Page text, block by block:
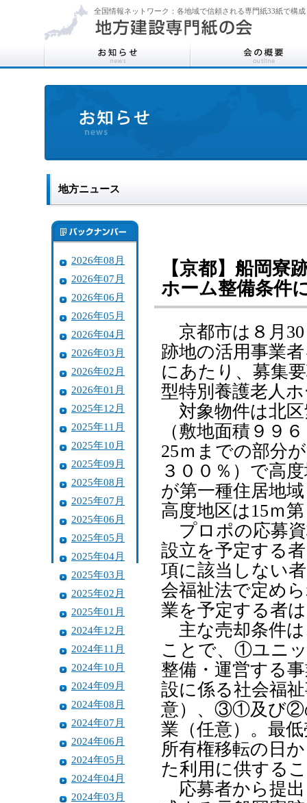
全国情報ネットワーク：各地域で信頼される専門紙33紙で構成
地方ニュース
2026年08月
2026年07月
2026年06月
2026年05月
2026年04月
2026年03月
2026年02月
2026年01月
2025年12月
2025年11月
2025年10月
2025年09月
2025年08月
2025年07月
2025年06月
2025年05月
2025年04月
2025年03月
2025年02月
2025年01月
2024年12月
2024年11月
2024年10月
2024年09月
2024年08月
2024年07月
2024年06月
2024年05月
2024年04月
2024年03月
【京都】船岡
ホーム整備条件
京都市は８月30
跡地の活用事業
にあたり、募集
型特別養護老人
対象物件は北区
（敷地面積９９
25ｍまでの部分
３００％）で高
が第一種住居地
高度地区は15ｍ
プロポの応募資
設立を予定する
項に該当しない
会福祉法で定め
業を予定する者
主な売却条件は
ことで、①ユニ
整備・運営する
設に係る社会福
意）、③①及び②
業（任意）。最
所有権移転の日
た利用に供する
応募者から提出